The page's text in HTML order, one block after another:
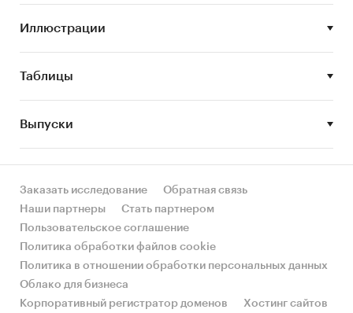
рынка телемедицины;
STEP-анализ факторов, влияющих на рынок
телемедицины;
Описание основных конкурентов;
2026 г.
Обзор российского рынка телемедицины
Конкурентный анализ на рынке
телемедицины в России
Анализ потребления телемедицины
Оценка факторов инвестиционной
привлекательности рынка
Иллюстрации
Таблицы
Выпуски
Заказать исследование
Обратная связь
Наши партнеры
Стать партнером
Пользовательское соглашение
Политика обработки файлов cookie
Политика в отношении обработки персональных данных
Облако для бизнеса
Корпоративный регистратор доменов
Хостинг сайтов